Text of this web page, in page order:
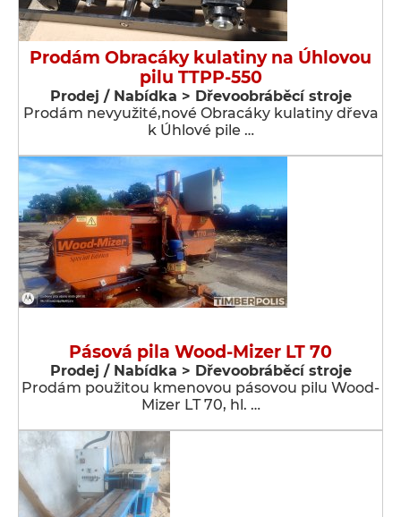
Prodám Obracáky kulatiny na Úhlovou
pilu TTPP-550
Prodej / Nabídka > Dřevoobráběcí stroje
Prodám nevyužité,nové Obracáky kulatiny dřeva
k Úhlové pile …
Pásová pila Wood-Mizer LT 70
Prodej / Nabídka > Dřevoobráběcí stroje
Prodám použitou kmenovou pásovou pilu Wood-
Mizer LT 70, hl. …